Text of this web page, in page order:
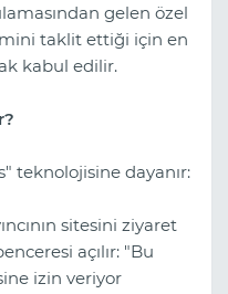
gelen özel
taklit ettiği için en
kabul edilir.
teknolojisine dayanır:
sitesini ziyaret
açılır: "Bu
izin veriyor